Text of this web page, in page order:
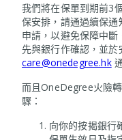
我們將在保單到期前3
保安排，請通過續保
申請，以避免保障中
先與銀行作確認，並
care@onedegree.hk
而且OneDegree火險
驟：
向你的按揭銀行